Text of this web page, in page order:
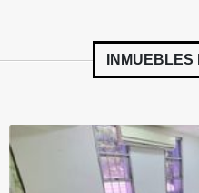
INMUEBLES